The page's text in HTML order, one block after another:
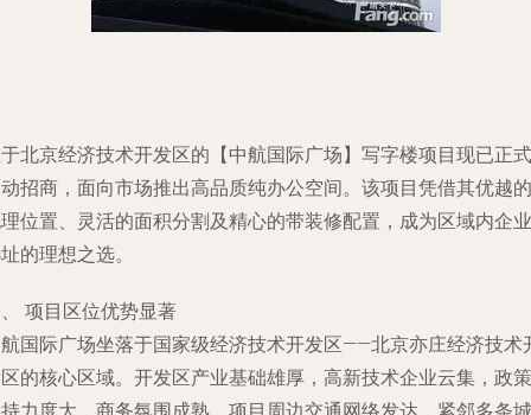
北京经济技术开发区的【中航国际广场】写字楼项目现已正式
招商，面向市场推出高品质纯办公空间。该项目凭借其优越的
位置、灵活的面积分割及精心的带装修配置，成为区域内企业
的理想之选。
项目区位优势显著
国际广场坐落于国家级经济技术开发区——北京亦庄经济技术
的核心区域。开发区产业基础雄厚，高新技术企业云集，政策